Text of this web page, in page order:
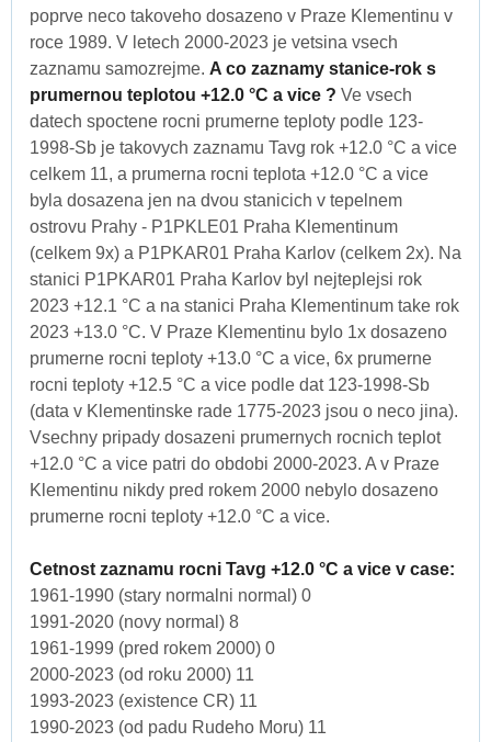
poprve neco takoveho dosazeno v Praze Klementinu v
roce 1989. V letech 2000-2023 je vetsina vsech
zaznamu samozrejme. A co zaznamy stanice-rok s
prumernou teplotou +12.0 °C a vice ? Ve vsech
datech spoctene rocni prumerne teploty podle 123-
1998-Sb je takovych zaznamu Tavg rok +12.0 °C a vice
celkem 11, a prumerna rocni teplota +12.0 °C a vice
byla dosazena jen na dvou stanicich v tepelnem
ostrovu Prahy - P1PKLE01 Praha Klementinum
(celkem 9x) a P1PKAR01 Praha Karlov (celkem 2x). Na
stanici P1PKAR01 Praha Karlov byl nejteplejsi rok
2023 +12.1 °C a na stanici Praha Klementinum take rok
2023 +13.0 °C. V Praze Klementinu bylo 1x dosazeno
prumerne rocni teploty +13.0 °C a vice, 6x prumerne
rocni teploty +12.5 °C a vice podle dat 123-1998-Sb
(data v Klementinske rade 1775-2023 jsou o neco jina).
Vsechny pripady dosazeni prumernych rocnich teplot
+12.0 °C a vice patri do obdobi 2000-2023. A v Praze
Klementinu nikdy pred rokem 2000 nebylo dosazeno
prumerne rocni teploty +12.0 °C a vice.
Cetnost zaznamu rocni Tavg +12.0 °C a vice v case:
1961-1990 (stary normalni normal) 0
1991-2020 (novy normal) 8
1961-1999 (pred rokem 2000) 0
2000-2023 (od roku 2000) 11
1993-2023 (existence CR) 11
1990-2023 (od padu Rudeho Moru) 11